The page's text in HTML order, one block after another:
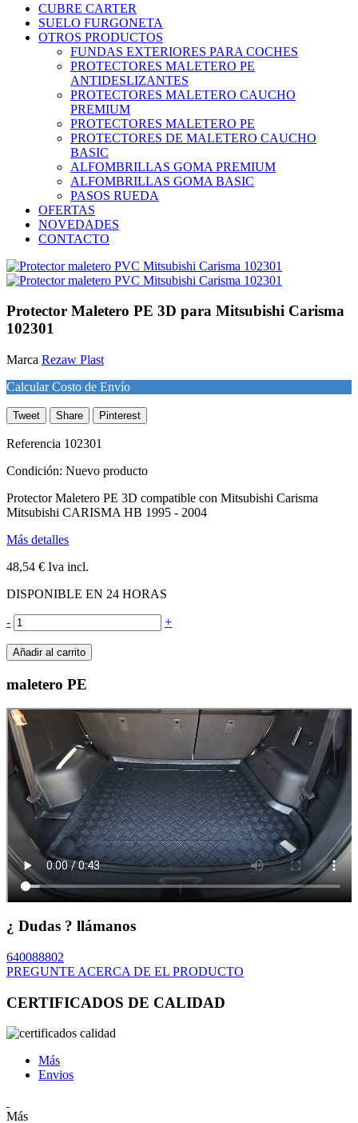
CUBRE CARTER
SUELO FURGONETA
OTROS PRODUCTOS
FUNDAS EXTERIORES PARA COCHES
PROTECTORES MALETERO PE
ANTIDESLIZANTES
PROTECTORES MALETERO CAUCHO
PREMIUM
PROTECTORES MALETERO PE
PROTECTORES DE MALETERO CAUCHO
BASIC
ALFOMBRILLAS GOMA PREMIUM
ALFOMBRILLAS GOMA BASIC
PASOS RUEDA
OFERTAS
NOVEDADES
CONTACTO
Protector Maletero PE 3D para Mitsubishi Carisma
102301
Marca Rezaw Plast
Calcular Costo de Envío
Tweet Share Pinterest
Referencia 102301
Condición: Nuevo producto
Protector Maletero PE 3D compatible con Mitsubishi Carisma
Mitsubishi CARISMA HB 1995 - 2004
Más detalles
48,54 € Iva incl.
DISPONIBLE EN 24 HORAS
- +
Añadir al carrito
maletero PE
¿ Dudas ? llámanos
640088802
PREGUNTE ACERCA DE EL PRODUCTO
CERTIFICADOS DE CALIDAD
Más
Envios
Más